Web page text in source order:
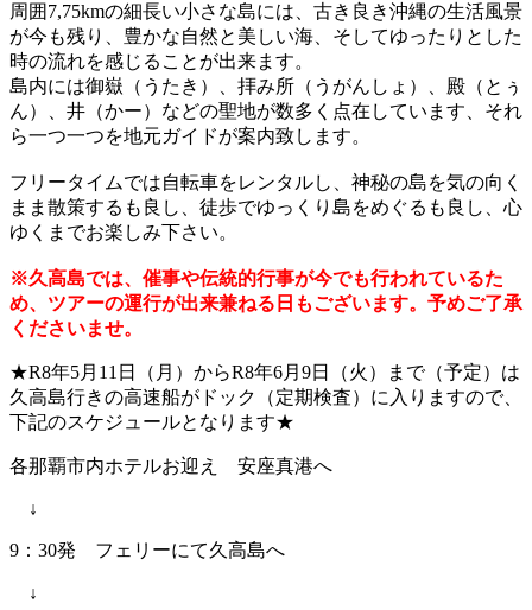
周囲7,75kmの細長い小さな島には、古き良き沖縄の生活風景
が今も残り、豊かな自然と美しい海、そしてゆったりとした
時の流れを感じることが出来ます。
島内には御嶽（うたき）、拝み所（うがんしょ）、殿（とぅ
ん）、井（かー）などの聖地が数多く点在しています、それ
ら一つ一つを地元ガイドが案内致します。
フリータイムでは自転車をレンタルし、神秘の島を気の向く
まま散策するも良し、徒歩でゆっくり島をめぐるも良し、心
ゆくまでお楽しみ下さい。
※久高島では、催事や伝統的行事が今でも行われているた
め、ツアーの運行が出来兼ねる日もございます。予めご了承
くださいませ。
★R8年5月11日（月）からR8年6月9日（火）まで（予定）は
久高島行きの高速船がドック（定期検査）に入りますので、
下記のスケジュールとなります★
各那覇市内ホテルお迎え 安座真港へ
↓
9：30発 フェリーにて久高島へ
↓